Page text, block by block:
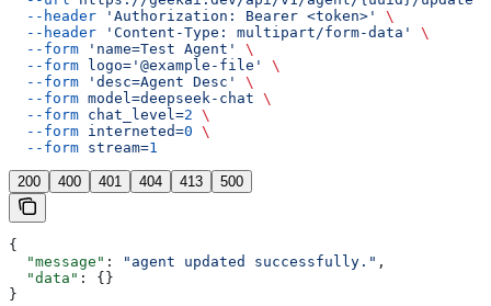
  --header
'Authorization: Bearer <token>'
\
  --header
'Content-Type: multipart/form-data'
\
  --form
'name=Test Agent'
\
  --form
logo='@example-file'
\
  --form
'desc=Agent Desc'
\
  --form
model=deepseek-chat \
  --form
chat_level=2 \
  --form
interneted=0 \
  --form
stream=1
200 400 401 404 413 500
{
  "message"
: "agent updated successfully." ,
  "data"
: {}
}